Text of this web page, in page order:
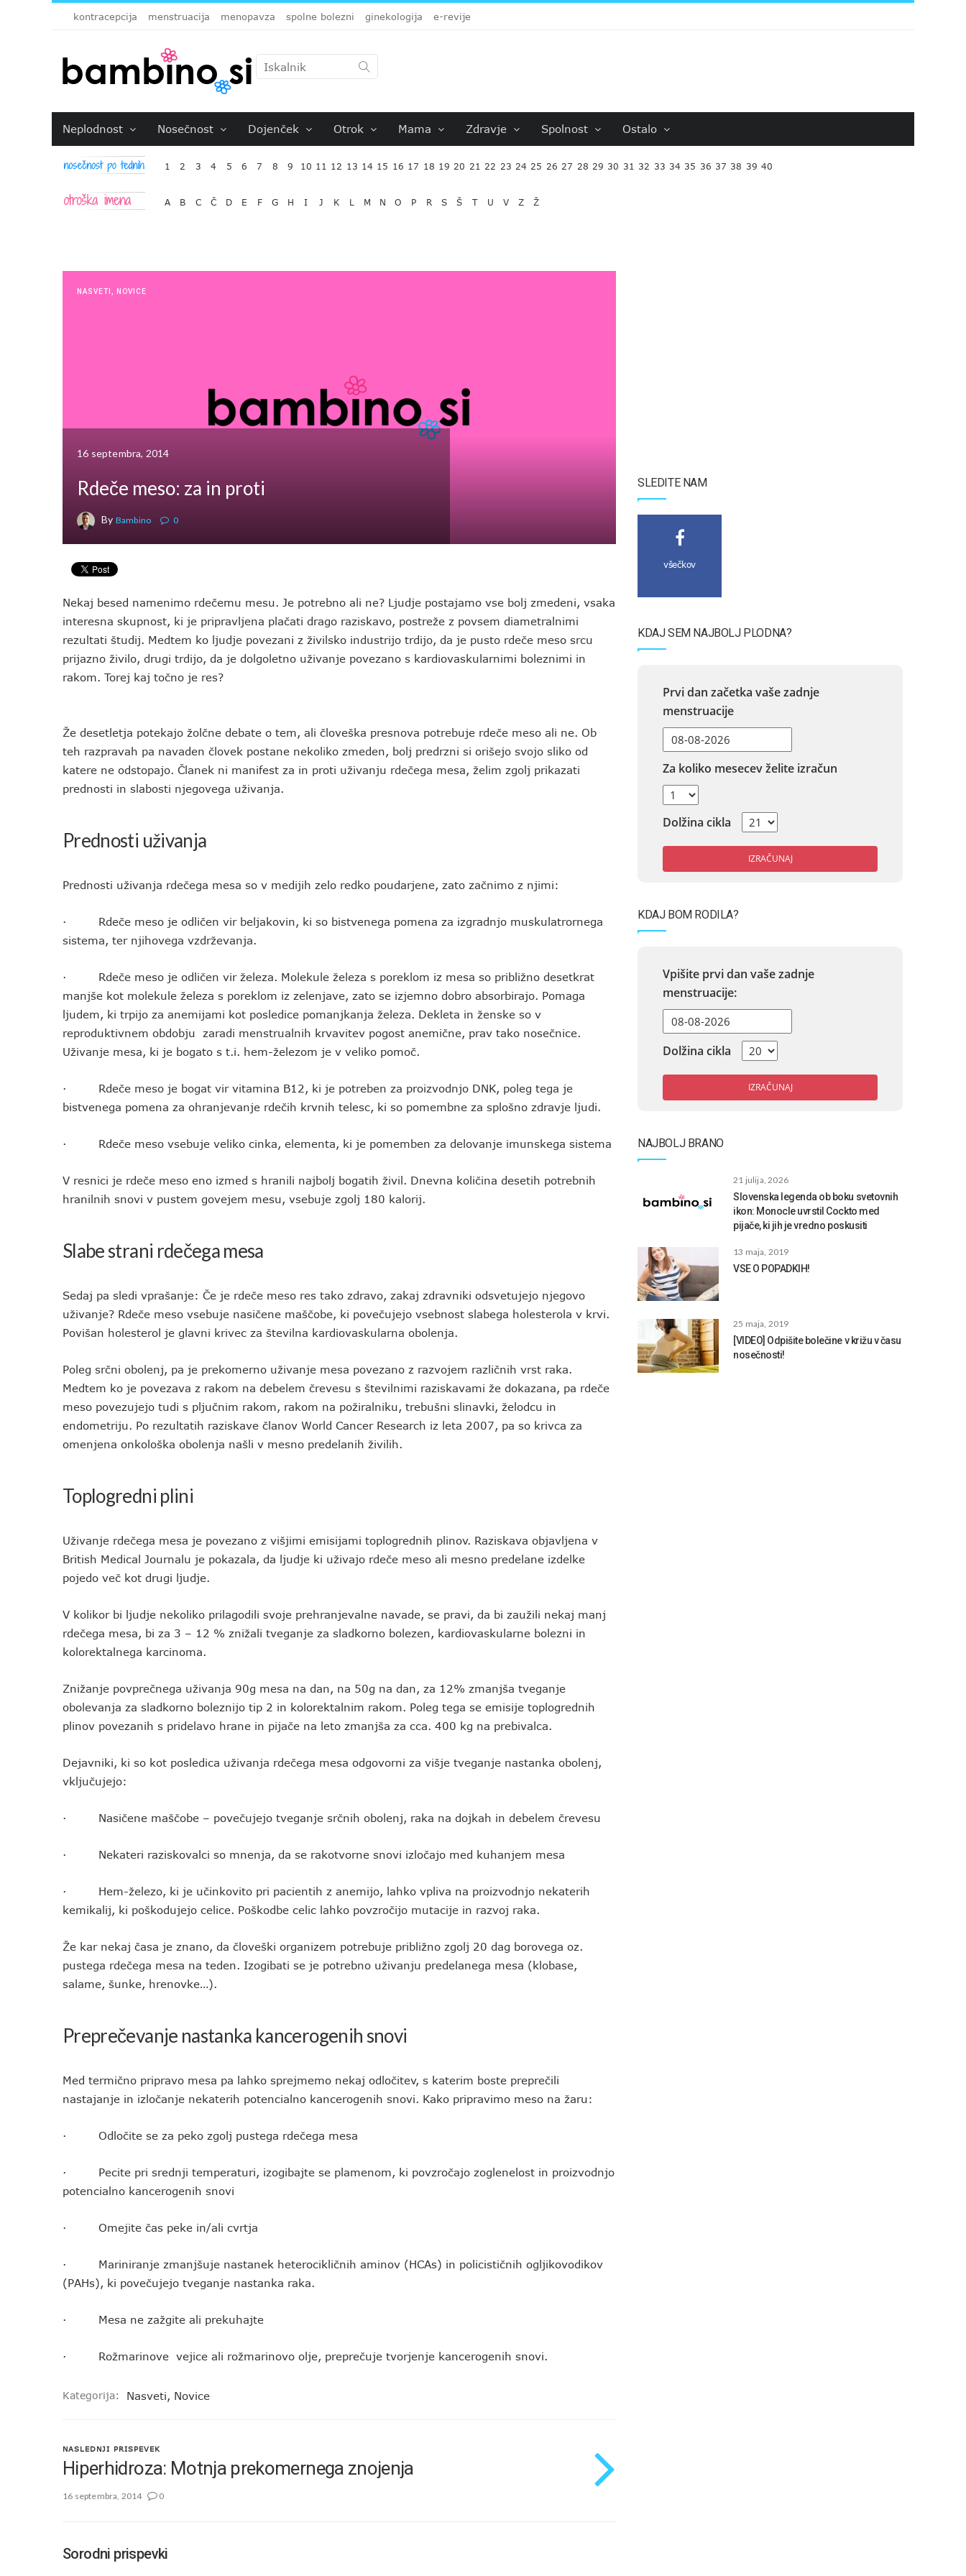
kontracepcija menstruacija menopavza spolne bolezni ginekologija e-revije
Neplodnost Nosečnost Dojenček Otrok Mama Zdravje Spolnost Ostalo
1 2 3 4 5 6 7 8 9 10 11 12 13 14 15 16 17 18 19 20 21 22 23 24 25 26 27 28 29 30 31 32 33 34 35 36 37 38 39 40
A B C Č D E F G H I J K L M N O P R S Š T U V Z Ž
NASVETI NOVICE
16 septembra, 2014
Rdeče meso: za in proti
By Bambino 0
Nekaj besed namenimo rdečemu mesu. Je potrebno ali ne? Ljudje postajamo vse bolj zmedeni, vsaka
interesna skupnost, ki je pripravljena plačati drago raziskavo, postreže z povsem diametralnimi
rezultati študij. Medtem ko ljudje povezani z živilsko industrijo trdijo, da je pusto rdeče meso srcu
prijazno živilo, drugi trdijo, da je dolgoletno uživanje povezano s kardiovaskularnimi boleznimi in
rakom. Torej kaj točno je res?
Že desetletja potekajo žolčne debate o tem, ali človeška presnova potrebuje rdeče meso ali ne. Ob
teh razpravah pa navaden človek postane nekoliko zmeden, bolj predrzni si orišejo svojo sliko od
katere ne odstopajo. Članek ni manifest za in proti uživanju rdečega mesa, želim zgolj prikazati
prednosti in slabosti njegovega uživanja.
Prednosti uživanja
Prednosti uživanja rdečega mesa so v medijih zelo redko poudarjene, zato začnimo z njimi:
· Rdeče meso je odličen vir beljakovin, ki so bistvenega pomena za izgradnjo muskulatrornega
sistema, ter njihovega vzdrževanja.
· Rdeče meso je odličen vir železa. Molekule železa s poreklom iz mesa so približno desetkrat
manjše kot molekule železa s poreklom iz zelenjave, zato se izjemno dobro absorbirajo. Pomaga
ljudem, ki trpijo za anemijami kot posledice pomanjkanja železa. Dekleta in ženske so v
reproduktivnem obdobju zaradi menstrualnih krvavitev pogost anemične, prav tako nosečnice.
Uživanje mesa, ki je bogato s t.i. hem-železom je v veliko pomoč.
· Rdeče meso je bogat vir vitamina B12, ki je potreben za proizvodnjo DNK, poleg tega je
bistvenega pomena za ohranjevanje rdečih krvnih telesc, ki so pomembne za splošno zdravje ljudi.
· Rdeče meso vsebuje veliko cinka, elementa, ki je pomemben za delovanje imunskega sistema
V resnici je rdeče meso eno izmed s hranili najbolj bogatih živil. Dnevna količina desetih potrebnih
hranilnih snovi v pustem govejem mesu, vsebuje zgolj 180 kalorij.
Slabe strani rdečega mesa
Sedaj pa sledi vprašanje: Če je rdeče meso res tako zdravo, zakaj zdravniki odsvetujejo njegovo
uživanje? Rdeče meso vsebuje nasičene maščobe, ki povečujejo vsebnost slabega holesterola v krvi.
Povišan holesterol je glavni krivec za številna kardiovaskularna obolenja.
Poleg srčni obolenj, pa je prekomerno uživanje mesa povezano z razvojem različnih vrst raka.
Medtem ko je povezava z rakom na debelem črevesu s številnimi raziskavami že dokazana, pa rdeče
meso povezujejo tudi s pljučnim rakom, rakom na požiralniku, trebušni slinavki, želodcu in
endometriju. Po rezultatih raziskave članov World Cancer Research iz leta 2007, pa so krivca za
omenjena onkološka obolenja našli v mesno predelanih živilih.
Toplogredni plini
Uživanje rdečega mesa je povezano z višjimi emisijami toplogrednih plinov. Raziskava objavljena v
British Medical Journalu je pokazala, da ljudje ki uživajo rdeče meso ali mesno predelane izdelke
pojedo več kot drugi ljudje.
V kolikor bi ljudje nekoliko prilagodili svoje prehranjevalne navade, se pravi, da bi zaužili nekaj manj
rdečega mesa, bi za 3 – 12 % znižali tveganje za sladkorno bolezen, kardiovaskularne bolezni in
kolorektalnega karcinoma.
Znižanje povprečnega uživanja 90g mesa na dan, na 50g na dan, za 12% zmanjša tveganje
obolevanja za sladkorno boleznijo tip 2 in kolorektalnim rakom. Poleg tega se emisije toplogrednih
plinov povezanih s pridelavo hrane in pijače na leto zmanjša za cca. 400 kg na prebivalca.
Dejavniki, ki so kot posledica uživanja rdečega mesa odgovorni za višje tveganje nastanka obolenj,
vključujejo:
· Nasičene maščobe – povečujejo tveganje srčnih obolenj, raka na dojkah in debelem črevesu
· Nekateri raziskovalci so mnenja, da se rakotvorne snovi izločajo med kuhanjem mesa
· Hem-železo, ki je učinkovito pri pacientih z anemijo, lahko vpliva na proizvodnjo nekaterih
kemikalij, ki poškodujejo celice. Poškodbe celic lahko povzročijo mutacije in razvoj raka.
Že kar nekaj časa je znano, da človeški organizem potrebuje približno zgolj 20 dag borovega oz.
pustega rdečega mesa na teden. Izogibati se je potrebno uživanju predelanega mesa (klobase,
salame, šunke, hrenovke…).
Preprečevanje nastanka kancerogenih snovi
Med termično pripravo mesa pa lahko sprejmemo nekaj odločitev, s katerim boste preprečili
nastajanje in izločanje nekaterih potencialno kancerogenih snovi. Kako pripravimo meso na žaru:
· Odločite se za peko zgolj pustega rdečega mesa
· Pecite pri srednji temperaturi, izogibajte se plamenom, ki povzročajo zoglenelost in proizvodnjo
potencialno kancerogenih snovi
· Omejite čas peke in/ali cvrtja
· Mariniranje zmanjšuje nastanek heterocikličnih aminov (HCAs) in policističnih ogljikovodikov
(PAHs), ki povečujejo tveganje nastanka raka.
· Mesa ne zažgite ali prekuhajte
· Rožmarinove vejice ali rožmarinovo olje, preprečuje tvorjenje kancerogenih snovi.
Kategorija: Nasveti, Novice
NASLEDNJI PRISPEVEK
Hiperhidroza: Motnja prekomernega znojenja
16 septembra, 2014 0
Sorodni prispevki
SLEDITE NAM
všečkov
KDAJ SEM NAJBOLJ PLODNA?
Prvi dan začetka vaše zadnje
menstruacije
Za koliko mesecev želite izračun
Dolžina cikla
IZRAČUNAJ
KDAJ BOM RODILA?
Vpišite prvi dan vaše zadnje
menstruacije:
Dolžina cikla
IZRAČUNAJ
NAJBOLJ BRANO
21 julija, 2026
Slovenska legenda ob boku svetovnih
ikon: Monocle uvrstil Cockto med
pijače, ki jih je vredno poskusiti
13 maja, 2019
VSE O POPADKIH!
25 maja, 2019
[VIDEO] Odpišite bolečine v križu v času
nosečnosti!